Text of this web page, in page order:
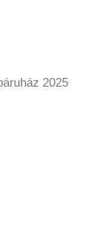
2025